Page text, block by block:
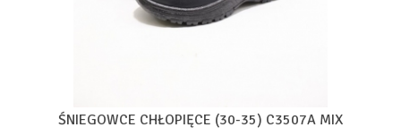
ŚNIEGOWCE CHŁOPIĘCE (30-35) C3507A MIX